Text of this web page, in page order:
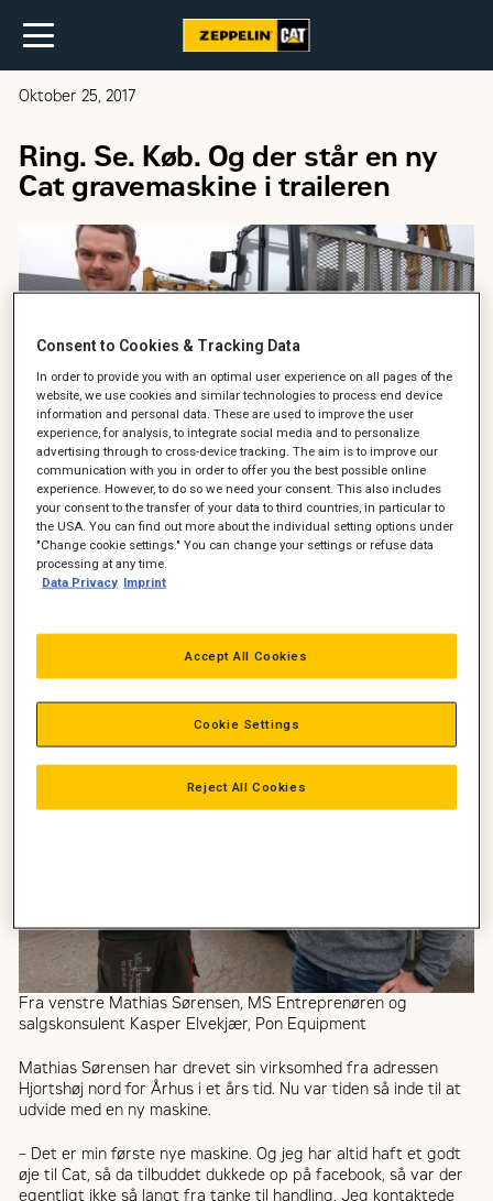
Oktober 25, 2017
Ring. Se. Køb. Og der står en ny
Cat gravemaskine i traileren
Mathias Sørensen, der ejer MS Entreprenøren, er en
handlekraftig ung mand på 22 år. Og facebook er en del af
hans travle hverdag. Hvilket betød, at han fik øje på en
attraktiv kampagne på en ny Cat 301.7D. En uge senere kunne
Fra venstre Mathias Sørensen, MS Entreprenøren og
salgskonsulent Kasper Elvekjær, Pon Equipment
Mathias Sørensen har drevet sin virksomhed fra adressen
Hjortshøj nord for Århus i et års tid. Nu var tiden så inde til at
udvide med en ny maskine.
– Det er min første nye maskine. Og jeg har altid haft et godt
øje til Cat, så da tilbuddet dukkede op på facebook, så var der
egentligt ikke så langt fra tanke til handling. Jeg kontaktede
Consent to Cookies & Tracking Data
In order to provide you with an optimal user experience on all pages of the
website, we use cookies and similar technologies to process end device
information and personal data. These are used to improve the user
experience, for analysis, to integrate social media and to personalize
advertising through to cross-device tracking. The aim is to improve our
communication with you in order to offer you the best possible online
experience. However, to do so we need your consent. This also includes
your consent to the transfer of your data to third countries, in particular to
the USA. You can find out more about the individual setting options under
"Change cookie settings." You can change your settings or refuse data
processing at any time.
Data Privacy Imprint
Reject All Cookies
Accept All Cookies
Cookie Settings